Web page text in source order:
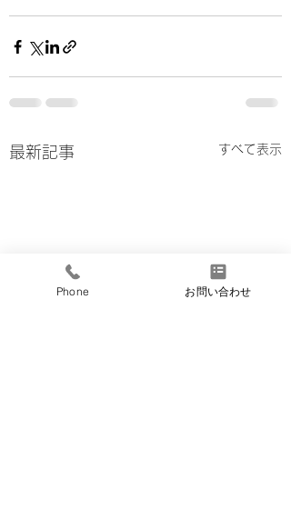
最新記事 すべて表示
Phone お問い合わせ